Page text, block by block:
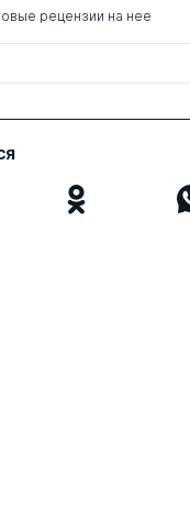
рецензии на нее